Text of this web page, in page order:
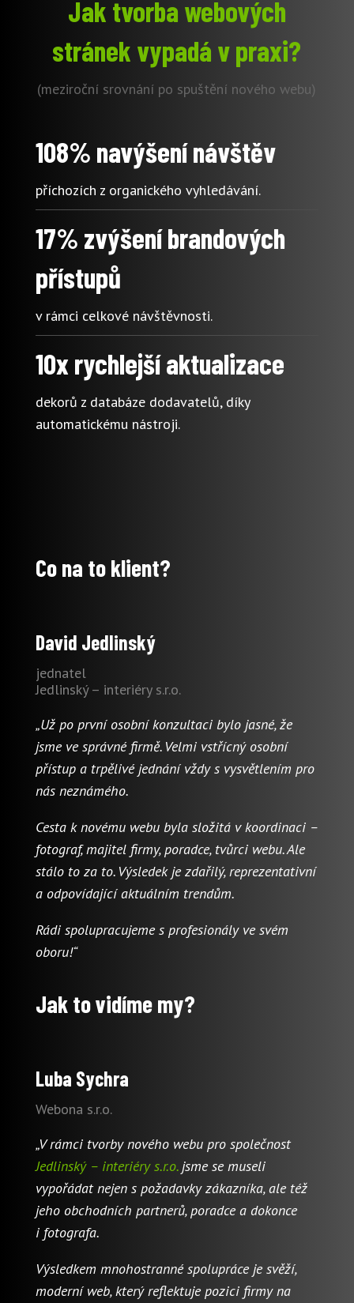
Jak tvorba webových
stránek vypadá v praxi?
(meziroční srovnání po spuštění nového webu)
108% navýšení návštěv
příchozích z organického vyhledávání.
17% zvýšení brandových
přístupů
v rámci celkové návštěvnosti.
10x rychlejší aktualizace
dekorů z databáze dodavatelů, díky
automatickému nástroji.
Co na to klient?
David Jedlinský
jednatel
Jedlinský – interiéry s.r.o.
„Už po první osobní konzultaci bylo jasné, že
jsme ve správné firmě. Velmi vstřícný osobní
přístup a trpělivé jednání vždy s vysvětlením pro
nás neznámého.
Cesta k novému webu byla složitá v koordinaci –
fotograf, majitel firmy, poradce, tvůrci webu. Ale
stálo to za to. Výsledek je zdařilý, reprezentativní
a odpovídající aktuálním trendům.
Rádi spolupracujeme s profesionály ve svém
oboru!“
Jak to vidíme my?
Luba Sychra
Webona s.r.o.
„V rámci tvorby nového webu pro společnost
Jedlinský – interiéry s.r.o.jsme se museli
vypořádat nejen s požadavky zákazníka, ale též
jeho obchodních partnerů, poradce a dokonce
i fotografa.
Výsledkem mnohostranné spolupráce je svěží,
moderní web, který reflektuje pozici firmy na